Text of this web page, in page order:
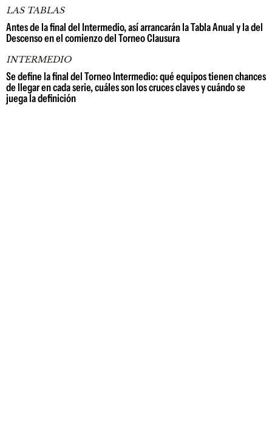
LAS TABLAS
Antes de la final del Intermedio, así arrancarán la Tabla Anual y la del
Descenso en el comienzo del Torneo Clausura
INTERMEDIO
Se define la final del Torneo Intermedio: qué equipos tienen chances
de llegar en cada serie, cuáles son los cruces claves y cuándo se
juega la definición